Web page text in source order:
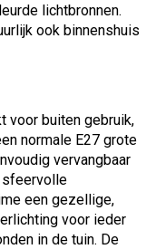
lichtbronnen.
ook binnenshuis
voor buiten gebruik,
normale E27 grote
vervangbaar
een gezellige,
voor ieder
in de tuin. De